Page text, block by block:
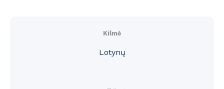
Kilmė
Lotynų